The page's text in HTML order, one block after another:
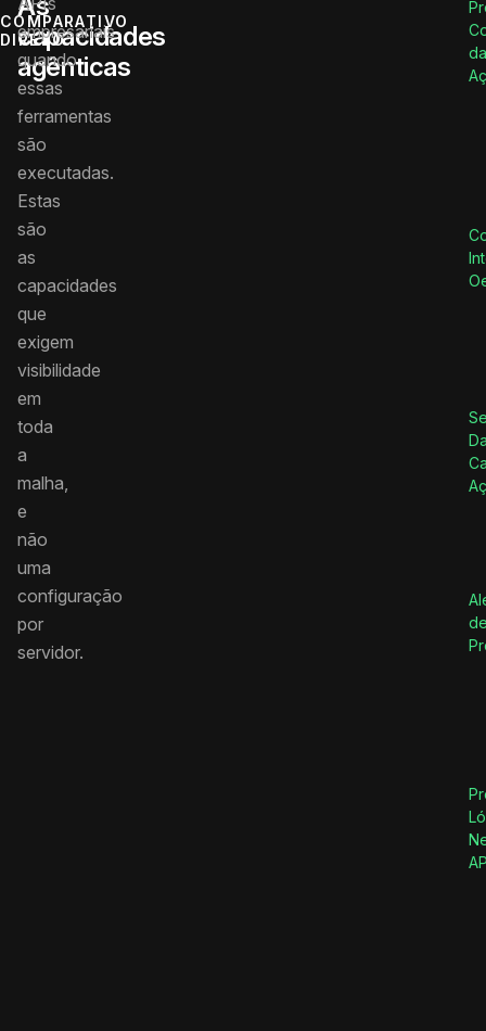
COMPARATIVO
DIRETO
capacidades
agênticas
empresariais
quando
essas
ferramentas
são
executadas.
Estas
são
as
capacidades
que
exigem
visibilidade
em
toda
a
malha,
e
não
uma
configuração
por
servidor.